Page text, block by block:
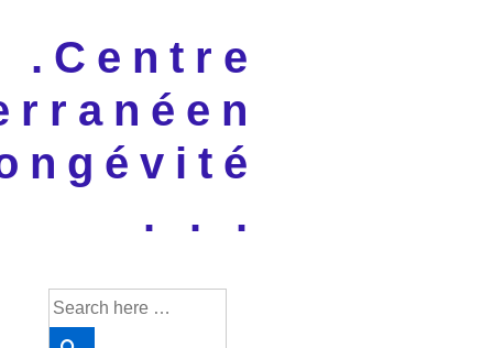
Main
.Centre
. . .
Search
for: